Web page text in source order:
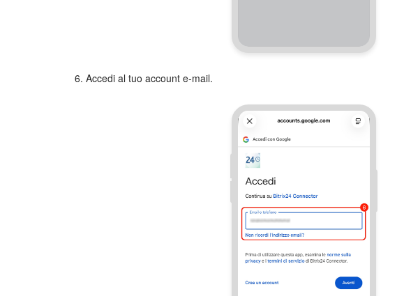
6. Accedi al tuo account e-mail.